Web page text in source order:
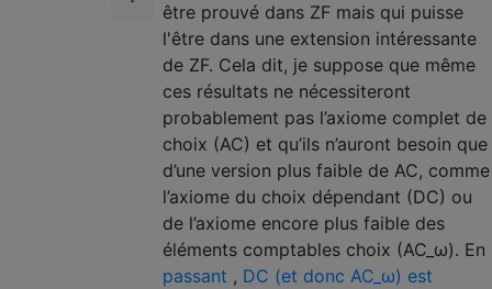
être prouvé dans ZF mais qui puisse
l'être dans une extension intéressante
de ZF. Cela dit, je suppose que même
ces résultats ne nécessiteront
probablement pas l’axiome complet de
choix (AC) et qu’ils n’auront besoin que
d’une version plus faible de AC, comme
l’axiome du choix dépendant (DC) ou
de l’axiome encore plus faible des
éléments comptables choix (AC_ω). En
passant , DC (et donc AC_ω) est